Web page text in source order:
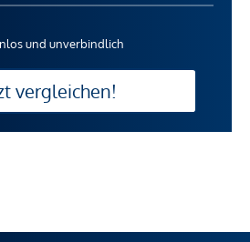
und unverbindlich
vergleichen!